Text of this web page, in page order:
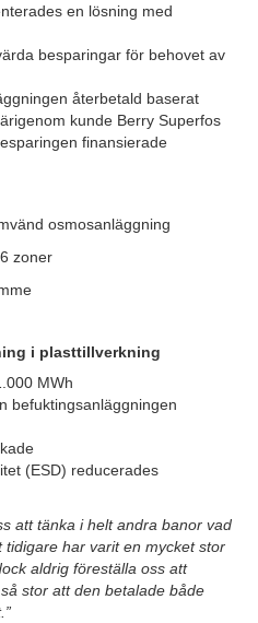
en lösning med
besparingar för behovet av
återbetald baserat
kunde Berry Superfos
finansierade
osmosanläggning
zoner
i plasttillverkning
MWh
befuktingsanläggningen
(ESD) reducerades
att tänka i helt andra banor vad
har varit en mycket stor
aldrig föreställa oss att
stor att den betalade både